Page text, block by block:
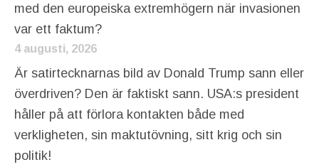
med den europeiska extremhögern när invasionen
var ett faktum?
4 augusti, 2026
Är satirtecknarnas bild av Donald Trump sann eller
överdriven? Den är faktiskt sann. USA:s president
håller på att förlora kontakten både med
verkligheten, sin maktutövning, sitt krig och sin
politik!